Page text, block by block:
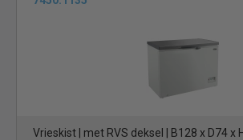
Vrieskist | met RVS deksel | B128 x D74 x